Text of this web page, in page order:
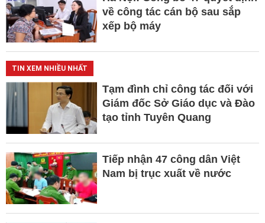
về công tác cán bộ sau sắp
xếp bộ máy
TIN XEM NHIỀU NHẤT
Tạm đình chỉ công tác đối với
Giám đốc Sở Giáo dục và Đào
tạo tỉnh Tuyên Quang
Tiếp nhận 47 công dân Việt
Nam bị trục xuất về nước